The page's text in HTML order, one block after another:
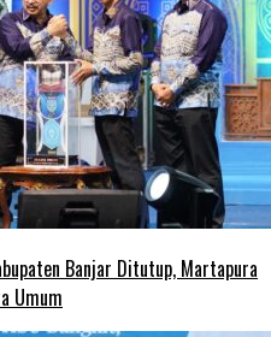
Banjar Ditutup, Martapura
Umum